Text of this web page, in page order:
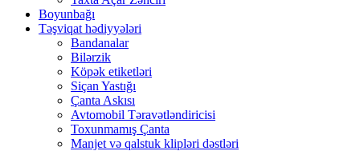
Boyunbağı
Təşviqat hədiyyələri
Bandanalar
Bilərzik
Köpək etiketləri
Siçan Yastığı
Çanta Askısı
Avtomobil Təravətləndiricisi
Toxunmamış Çanta
Manjet və qalstuk klipləri dəstləri